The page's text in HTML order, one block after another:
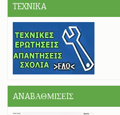
TEXNIKA
ANABΑΘΜΙΣΕIΣ